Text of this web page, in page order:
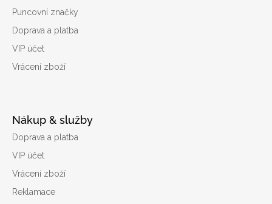
Puncovní značky
Doprava a platba
VIP účet
Vrácení zboží
Nákup & služby
Doprava a platba
VIP účet
Vrácení zboží
Reklamace